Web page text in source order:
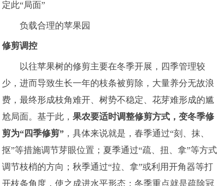
负载合理的苹果园
修剪调控
以往苹果树的修剪主要在冬季开展，四季管理较
少，进而导致生长一年的枝条被剪除，大量养分无故浪
费，最终形成枝角难开、树势不稳定、花芽难形成的尴
尬局面。基于此，果农要适时调整修剪方式，变冬季修
剪为“四季修剪” ，具体来说就是，春季通过“刻、抹、
抠”等措施调节芽眼位置；夏季通过“疏、扭、拿”等方式
调节枝梢的方向；秋季通过“拉、拿”或利用开角器等打
开枝条角度，使之成进水平形态；冬季重点就是疏除冠